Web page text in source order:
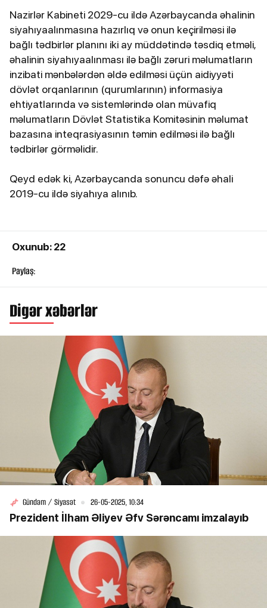
Nazirlər Kabineti 2029-cu ildə Azərbaycanda əhalinin
siyahıyaalınmasına hazırlıq və onun keçirilməsi ilə
bağlı tədbirlər planını iki ay müddətində təsdiq etməli,
əhalinin siyahıyaalınması ilə bağlı zəruri məlumatların
inzibati mənbələrdən əldə edilməsi üçün aidiyyəti
dövlət orqanlarının (qurumlarının) informasiya
ehtiyatlarında və sistemlərində olan müvafiq
məlumatların Dövlət Statistika Komitəsinin məlumat
bazasına inteqrasiyasının təmin edilməsi ilə bağlı
tədbirlər görməlidir.
Qeyd edək ki, Azərbaycanda sonuncu dəfə əhali
2019-cu ildə siyahıya alınıb.
Oxunub: 22
Paylaş:
Digər xəbərlər
Gündəm / Siyasət 26-05-2025, 10:34
Prezident İlham Əliyev Əfv Sərəncamı imzalayıb